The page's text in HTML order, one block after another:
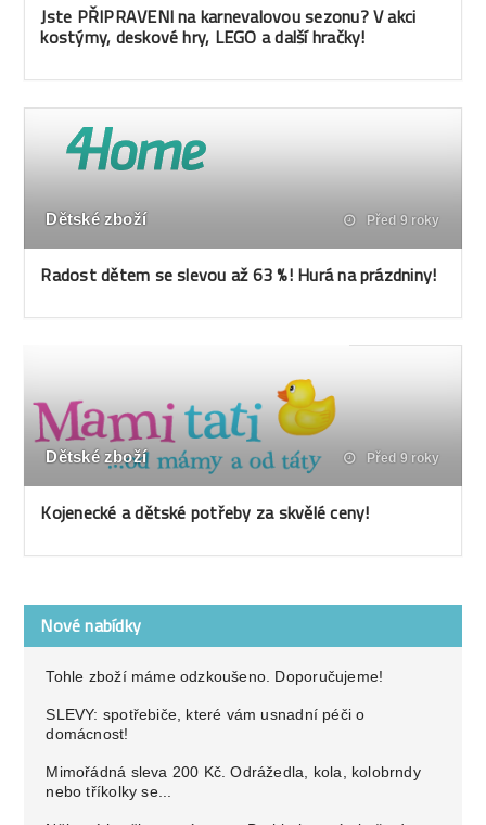
Jste PŘIPRAVENI na karnevalovou sezonu? V akci
kostýmy, deskové hry, LEGO a další hračky!
Dětské zboží Před 9 roky
Radost dětem se slevou až 63 %! Hurá na prázdniny!
Dětské zboží Před 9 roky
Kojenecké a dětské potřeby za skvělé ceny!
Nové nabídky
Tohle zboží máme odzkoušeno. Doporučujeme!
SLEVY: spotřebiče, které vám usnadní péči o
domácnost!
Mimořádná sleva 200 Kč. Odrážedla, kola, kolobrndy
nebo tříkolky se...